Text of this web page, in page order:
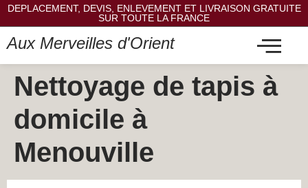
DEPLACEMENT, DEVIS, ENLEVEMENT ET LIVRAISON GRATUITE
SUR TOUTE LA FRANCE
Aux Merveilles d'Orient
Nettoyage de tapis à
domicile à
Menouville